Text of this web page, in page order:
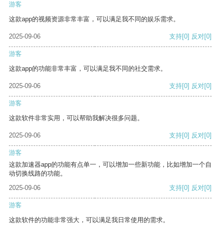
游客
这款app的视频资源非常丰富，可以满足我不同的娱乐需求。
2025-09-06 支持[0] 反对[0]
游客
这款app的功能非常丰富，可以满足我不同的社交需求。
2025-09-06 支持[0] 反对[0]
游客
这款软件非常实用，可以帮助我解决很多问题。
2025-09-06 支持[0] 反对[0]
游客
这款加速器app的功能有点单一，可以增加一些新功能，比如增加一个自
动切换线路的功能。
2025-09-06
支持[0] 反对[0]
游客
这款软件的功能非常强大，可以满足我日常使用的需求。